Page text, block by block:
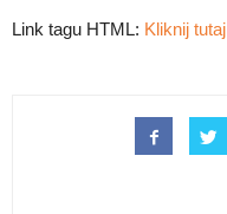
Link tagu HTML: Kliknij tutaj